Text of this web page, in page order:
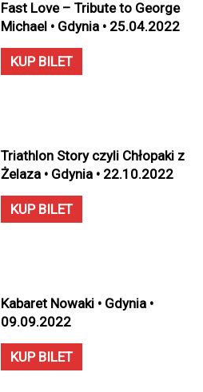
Fast Love – Tribute to George
Michael • Gdynia • 25.04.2022
KUP BILET
Triathlon Story czyli Chłopaki z
Żelaza • Gdynia • 22.10.2022
KUP BILET
Kabaret Nowaki • Gdynia •
09.09.2022
KUP BILET